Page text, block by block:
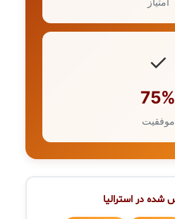
✓
75%
موفقیت